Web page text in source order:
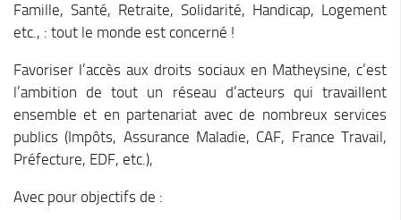
Travaillez en Matheysine
Montagne, Agriculture & Forêt
Aide aux alpages
Stratégie forestière du massif sud Isère
Stratégie Foncière
Famille, Santé, Retraite, Solidarité, Handicap, Logement
etc., : tout le monde est concerné !
Favoriser l’accès aux droits sociaux en Matheysine, c’est
l’ambition de tout un réseau d’acteurs qui travaillent
ensemble et en partenariat avec de nombreux services
publics (Impôts, Assurance Maladie, CAF, France Travail,
Préfecture, EDF, etc.),
Avec pour objectifs de :